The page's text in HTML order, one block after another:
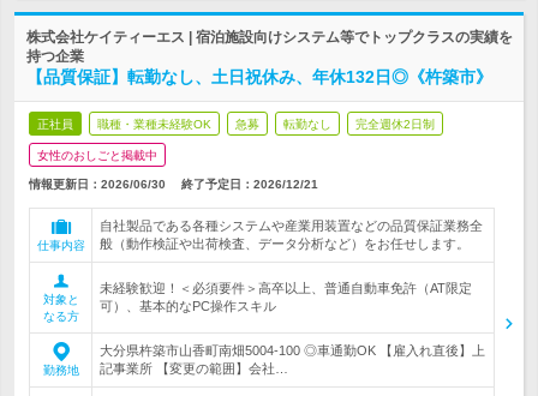
株式会社ケイティーエス | 宿泊施設向けシステム等でトップクラスの実績を
持つ企業
【品質保証】転勤なし、土日祝休み、年休132日◎《杵築市》
正社員 職種・業種未経験OK 急募 転勤なし 完全週休2日制
女性のおしごと掲載中
情報更新日：2026/06/30 終了予定日： 2026/12/21
仕事内容
自社製品である各種システムや産業用装置などの品質保証業務全
般（動作検証や出荷検査、データ分析など）をお任せします。
対象と
なる方
未経験歓迎！＜必須要件＞高卒以上、普通自動車免許（AT限定
可）、基本的なPC操作スキル
勤務地
大分県杵築市山香町南畑5004-100 ◎車通勤OK 【雇入れ直後】上
記事業所 【変更の範囲】会社…